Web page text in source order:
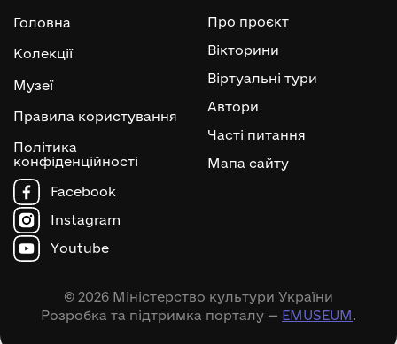
Головна
Колекції
Музеї
Правила користування
Політика
конфіденційності
Про проєкт
Вікторини
Віртуальні тури
Автори
Часті питання
Мапа сайту
Facebook
Instagram
Youtube
© 2026 Міністерство культури України
Розробка та підтримка порталу — EMUSEUM.